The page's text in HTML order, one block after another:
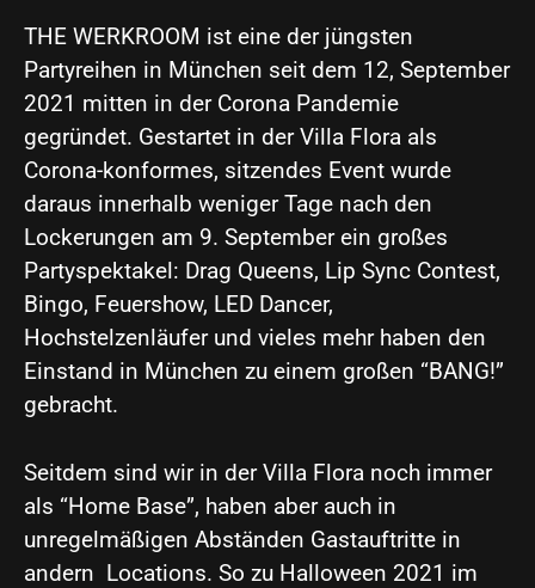
THE WERKROOM ist eine der jüngsten
Partyreihen in München seit dem 12, September
2021 mitten in der Corona Pandemie
gegründet. Gestartet in der Villa Flora als
Corona-konformes, sitzendes Event wurde
daraus innerhalb weniger Tage nach den
Lockerungen am 9. September ein großes
Partyspektakel: Drag Queens, Lip Sync Contest,
Bingo, Feuershow, LED Dancer,
Hochstelzenläufer und vieles mehr haben den
Einstand in München zu einem großen “BANG!”
gebracht.
Seitdem sind wir in der Villa Flora noch immer
als “Home Base”, haben aber auch in
unregelmäßigen Abständen Gastauftritte in
andern Locations. So zu Halloween 2021 im